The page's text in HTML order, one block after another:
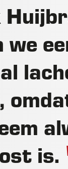
we
is.